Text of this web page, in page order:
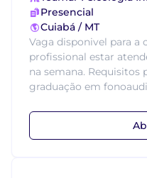
Presencial
Cuiabá / MT
Vaga disponivel para a
profissional estar
na semana. Requisitos
graduação em